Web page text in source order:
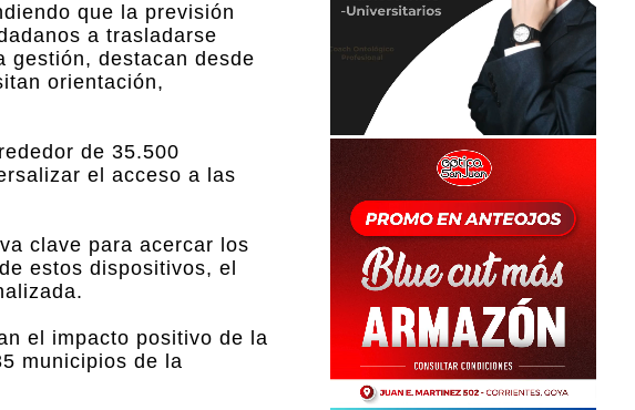
que la previsión
a trasladarse
gestión, destacan desde
orientación,
de 35.500
el acceso a las
clave para acercar los
estos dispositivos, el
el impacto positivo de la
municipios de la